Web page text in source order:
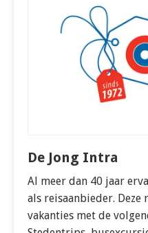
De Jong Intra
Al meer dan 40 jaar
als reisaanbieder.
vakanties met de